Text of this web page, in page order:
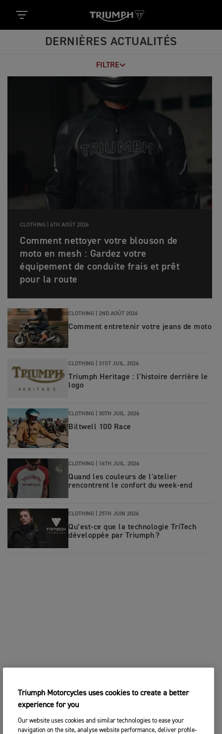
DERNIÈRES ACTUALITÉS
FILTRE
CLOTHING | 4TH AOÛT 2026
Comment nettoyer votre blouson de
moto en mesh : Gardez votre
équipement de conduite frais et prêt
pour la route
CLOTHING | 2ND AOÛT 2026
Comment entretenir votre jeans de moto
CLOTHING | 31ST JUIL. 2026
Triumph Heritage : l'histoire derrière le
logo
CLOTHING | 30TH JUIL. 2026
Biltwell 100 Race
CLOTHING | 16TH JUIL. 2026
Quand les couleurs de l'atelier
rencontrent le confort du week-end
CLOTHING | 25TH JUIN 2026
Qu’est‑ce que la technologie TriTech
développée par Triumph ?
Triumph Motorcycles uses cookies to create a better
experience for you
Our website uses cookies and similar technologies to ease your
navigation on the site, analyse website performance, deliver profile-